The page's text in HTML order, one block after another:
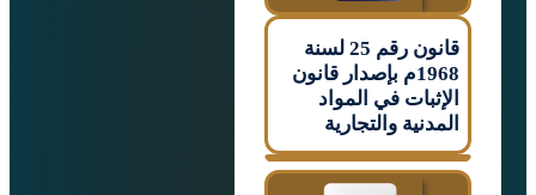
قانون رقم 25 لسنة
1968م بإصدار قانون
في المواد
والتجارية